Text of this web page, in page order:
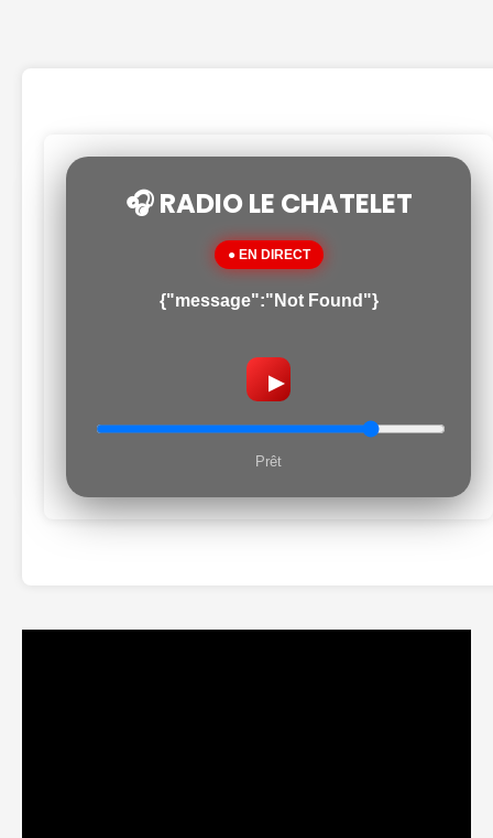
🎧 RADIO LE CHATELET
● EN DIRECT
{"message":"Not Found"}
▶
Prêt